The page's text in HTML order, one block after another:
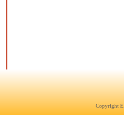
Copyright